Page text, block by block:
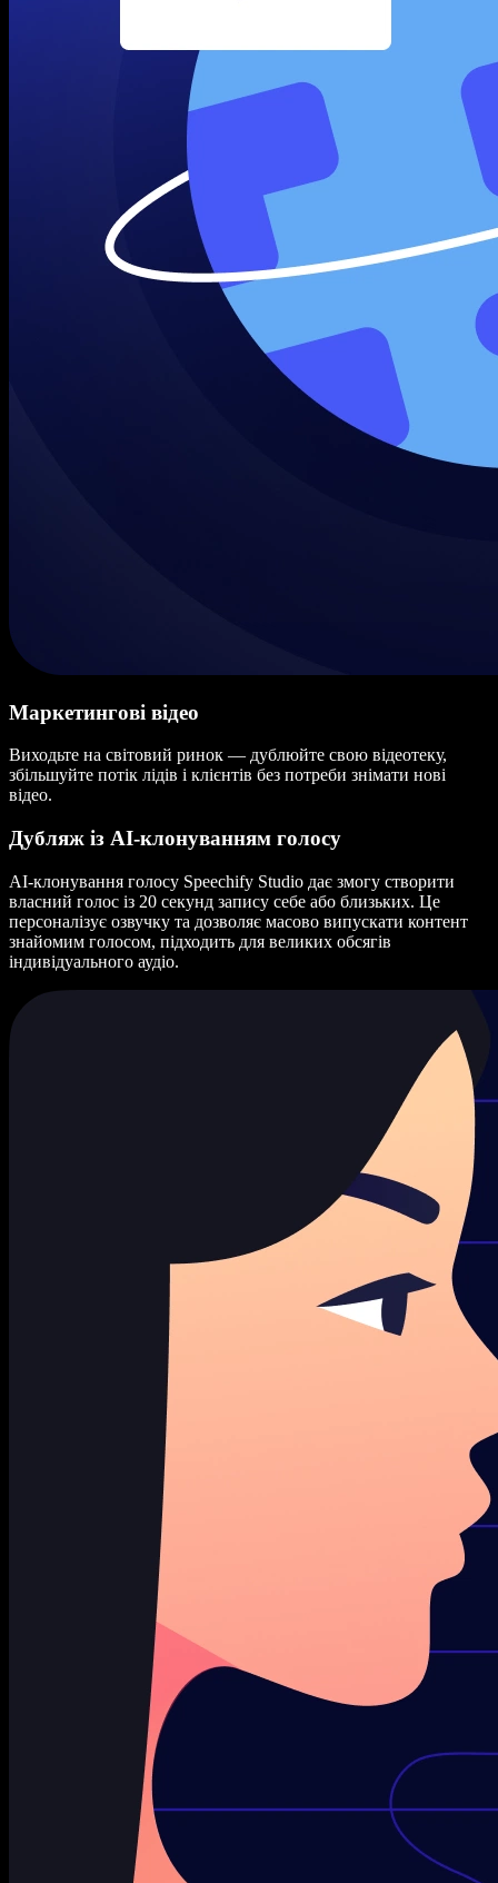
Маркетингові відео
Виходьте на світовий ринок — дублюйте свою відеотеку,
збільшуйте потік лідів і клієнтів без потреби знімати нові
відео.
Дубляж із AI-клонуванням голосу
AI-клонування голосу Speechify Studio дає змогу створити
власний голос із 20 секунд запису себе або близьких. Це
персоналізує озвучку та дозволяє масово випускати контент
знайомим голосом, підходить для великих обсягів
індивідуального аудіо.